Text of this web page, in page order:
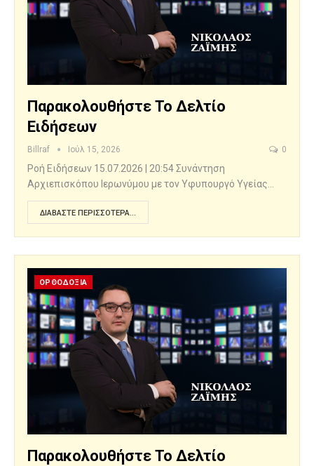
Παρακολουθήστε Το Δελτίο
Ειδήσεων
Billraf Ιούλ 15, 2026 0
Ροή Ειδήσεων 15.07.2026 | 20:54 Συνάντηση
Αρχιεπισκόπου Ιερωνύμου με τον Υφυπουργό Υγείας…
ΔΙΑΒΆΣΤΕ ΠΕΡΙΣΣΌΤΕΡΑ...
ΟΡΘΟΔΟΞΙΑ
Παρακολουθήστε Το Δελτίο